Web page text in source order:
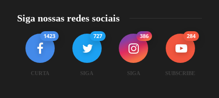
Siga nossas redes sociais
1423
CURTA
727
SIGA
386
SIGA
284
SUBSCRIBE